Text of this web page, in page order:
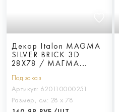
Декор Italon MAGMA
SILVER BRICK 3D
28X78 / МАГМА
28X80
Под заказ
Артикул: 620110000251
Размер, см: 28 х 78